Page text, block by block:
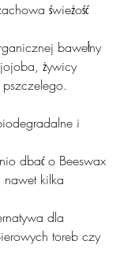
świeżość
bawełny
żywicy
i
dbać o Beeswax
nawet kilka
dla
toreb czy